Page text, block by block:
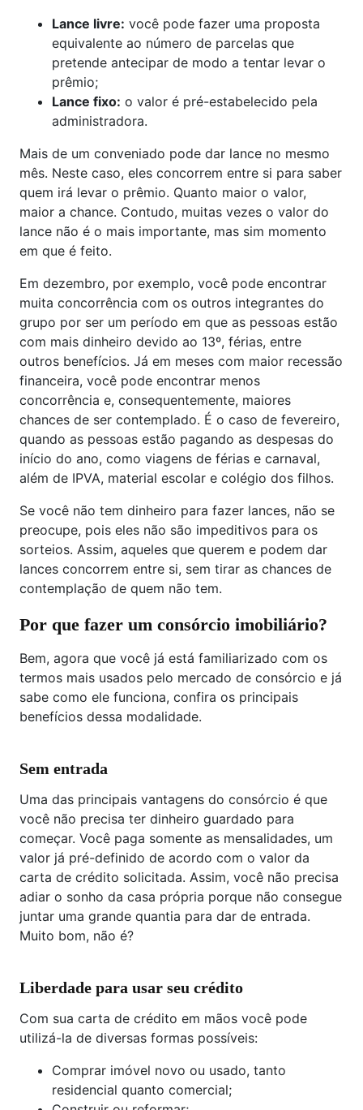
Lance livre: você pode fazer uma proposta
equivalente ao número de parcelas que
pretende antecipar de modo a tentar levar o
prêmio;
Lance fixo: o valor é pré-estabelecido pela
administradora.
Mais de um conveniado pode dar lance no mesmo
mês. Neste caso, eles concorrem entre si para saber
quem irá levar o prêmio. Quanto maior o valor,
maior a chance. Contudo, muitas vezes o valor do
lance não é o mais importante, mas sim momento
em que é feito.
Em dezembro, por exemplo, você pode encontrar
muita concorrência com os outros integrantes do
grupo por ser um período em que as pessoas estão
com mais dinheiro devido ao 13º, férias, entre
outros benefícios. Já em meses com maior recessão
financeira, você pode encontrar menos
concorrência e, consequentemente, maiores
chances de ser contemplado. É o caso de fevereiro,
quando as pessoas estão pagando as despesas do
início do ano, como viagens de férias e carnaval,
além de IPVA, material escolar e colégio dos filhos.
Se você não tem dinheiro para fazer lances, não se
preocupe, pois eles não são impeditivos para os
sorteios. Assim, aqueles que querem e podem dar
lances concorrem entre si, sem tirar as chances de
contemplação de quem não tem.
Por que fazer um consórcio imobiliário?
Bem, agora que você já está familiarizado com os
termos mais usados pelo mercado de consórcio e já
sabe como ele funciona, confira os principais
benefícios dessa modalidade.
Sem entrada
Uma das principais vantagens do consórcio é que
você não precisa ter dinheiro guardado para
começar. Você paga somente as mensalidades, um
valor já pré-definido de acordo com o valor da
carta de crédito solicitada. Assim, você não precisa
adiar o sonho da casa própria porque não consegue
juntar uma grande quantia para dar de entrada.
Muito bom, não é?
Liberdade para usar seu crédito
Com sua carta de crédito em mãos você pode
utilizá-la de diversas formas possíveis:
Comprar imóvel novo ou usado, tanto
residencial quanto comercial;